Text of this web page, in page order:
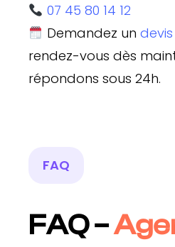
07 45 80 14 12
Demandez un devis
rendez-vous dès
répondons sous 24h.
FAQ
FAQ –